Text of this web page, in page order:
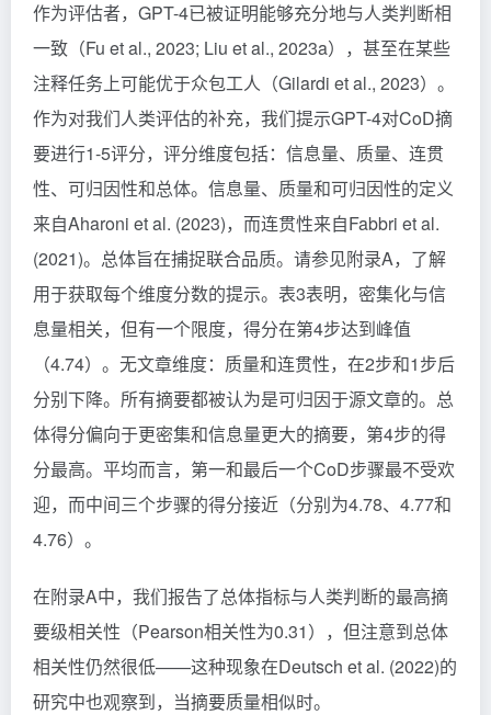
作为评估者，GPT-4已被证明能够充分地与人类判断相
一致（Fu et al., 2023; Liu et al., 2023a），甚至在某些
注释任务上可能优于众包工人（Gilardi et al., 2023）。
作为对我们人类评估的补充，我们提示GPT-4对CoD摘
要进行1-5评分，评分维度包括：信息量、质量、连贯
性、可归因性和总体。信息量、质量和可归因性的定义
来自Aharoni et al. (2023)，而连贯性来自Fabbri et al.
(2021)。总体旨在捕捉联合品质。请参见附录A，了解
用于获取每个维度分数的提示。表3表明，密集化与信
息量相关，但有一个限度，得分在第4步达到峰值
（4.74）。无文章维度：质量和连贯性，在2步和1步后
分别下降。所有摘要都被认为是可归因于源文章的。总
体得分偏向于更密集和信息量更大的摘要，第4步的得
分最高。平均而言，第一和最后一个CoD步骤最不受欢
迎，而中间三个步骤的得分接近（分别为4.78、4.77和
4.76）。
在附录A中，我们报告了总体指标与人类判断的最高摘
要级相关性（Pearson相关性为0.31），但注意到总体
相关性仍然很低——这种现象在Deutsch et al. (2022)的
研究中也观察到，当摘要质量相似时。